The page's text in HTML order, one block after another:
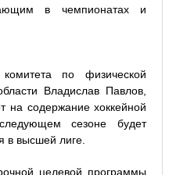
в чемпионатах и
по физической
Владислав Павлов,
на содержание хоккейной
сезоне будет
в высшей лиге.
целевой программы